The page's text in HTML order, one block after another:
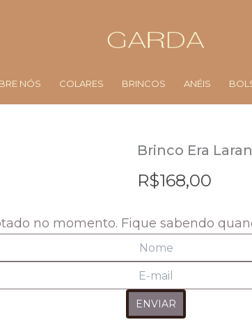
NÓS COLARES BRINCOS ANÉIS
Brinco Era
R$168,00
no momento. Fique sabendo